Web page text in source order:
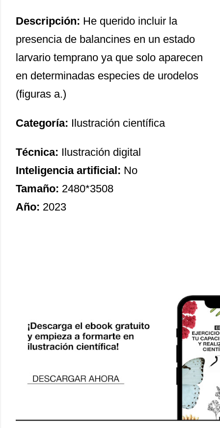
Descripción: He querido incluir la
presencia de balancines en un estado
larvario temprano ya que solo aparecen
en determinadas especies de urodelos
(figuras a.)
Categoría: Ilustración científica
Técnica: Ilustración digital
Inteligencia artificial: No
Tamaño: 2480*3508
Año: 2023